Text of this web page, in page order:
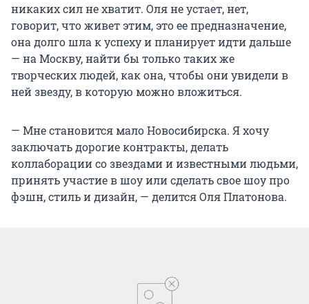
никаких сил не хватит. Оля не устает, нет,
говорит, что живет этим, это ее предназначение,
она долго шла к успеху и планирует идти дальше
— на Москву, найти бы только таких же
творческих людей, как она, чтобы они увидели в
ней звезду, в которую можно вложиться.
— Мне становится мало Новосибирска. Я хочу
заключать дорогие контракты, делать
коллаборации со звездами и известными людьми,
принять участие в шоу или сделать свое шоу про
фэшн, стиль и дизайн, — делится Оля Платонова.